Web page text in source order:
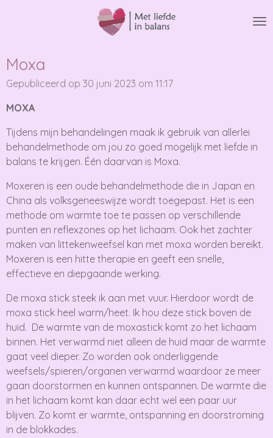
de
hoofdinhoud
Moxa
Gepubliceerd op 30 juni 2023 om 11:17
MOXA
Tijdens mijn behandelingen maak ik gebruik van allerlei
behandelmethode om jou zo goed mogelijk met liefde in
balans te krijgen. Één daarvan is Moxa.
Moxeren is een oude behandelmethode die in Japan en
China als volksgeneeswijze wordt toegepast. Het is een
methode om warmte toe te passen op verschillende
punten en reflexzones op het lichaam. Ook het zachter
maken van littekenweefsel kan met moxa worden bereikt.
Moxeren is een hitte therapie en geeft een snelle,
effectieve en diepgaande werking.
De moxa stick steek ik aan met vuur. Hierdoor wordt de
moxa stick heel warm/heet. Ik hou deze stick boven de
huid. De warmte van de moxastick komt zo het lichaam
binnen. Het verwarmd niet alleen de huid maar de warmte
gaat veel dieper. Zo worden ook onderliggende
weefsels/spieren/organen verwarmd waardoor ze meer
gaan doorstormen en kunnen ontspannen. De warmte die
in het lichaam komt kan daar echt wel een paar uur
blijven. Zo komt er warmte, ontspanning en doorstroming
in de blokkades.